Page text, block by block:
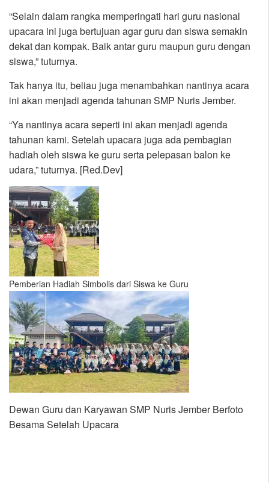
“Selain dalam rangka memperingati hari guru nasional
upacara ini juga bertujuan agar guru dan siswa semakin
dekat dan kompak. Baik antar guru maupun guru dengan
siswa,” tuturnya.
Tak hanya itu, beliau juga menambahkan nantinya acara
ini akan menjadi agenda tahunan SMP Nuris Jember.
“Ya nantinya acara seperti ini akan menjadi agenda
tahunan kami. Setelah upacara juga ada pembagian
hadiah oleh siswa ke guru serta pelepasan balon ke
udara,” tuturnya. [Red.Dev]
Pemberian Hadiah Simbolis dari Siswa ke Guru
Dewan Guru dan Karyawan SMP Nuris Jember Berfoto
Besama Setelah Upacara